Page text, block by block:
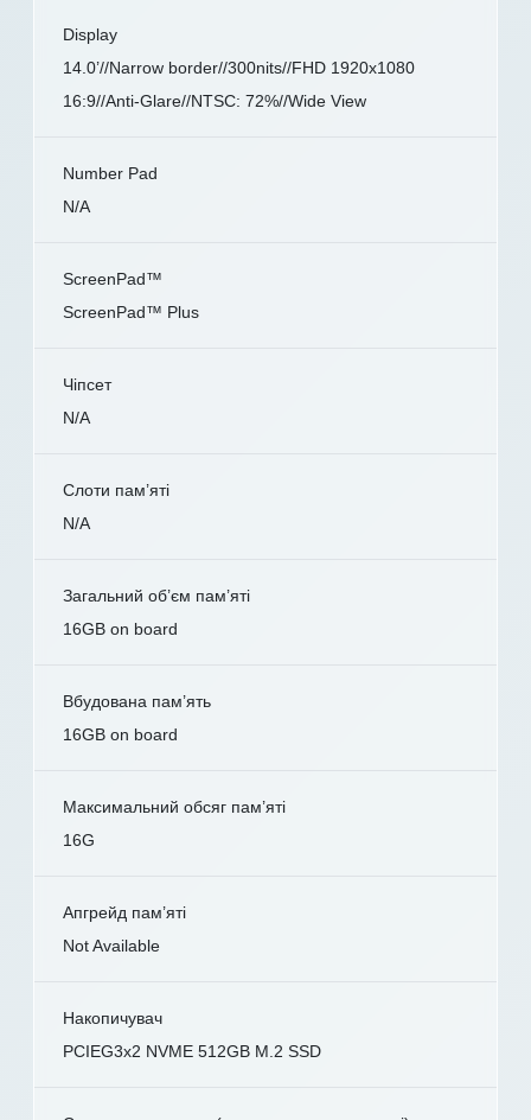
Display
14.0’//Narrow border//300nits//FHD 1920x1080
16:9//Anti-Glare//NTSC: 72%//Wide View
Number Pad
N/A
ScreenPad™
ScreenPad™ Plus
Чіпсет
N/A
Слоти пам’яті
N/A
Загальний об’єм пам’яті
16GB on board
Вбудована пам’ять
16GB on board
Максимальний обсяг пам’яті
16G
Апгрейд пам’яті
Not Available
Накопичувач
PCIEG3x2 NVME 512GB M.2 SSD